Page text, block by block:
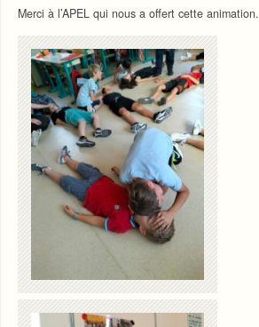
Merci à l’APEL qui nous a offert cette animation.